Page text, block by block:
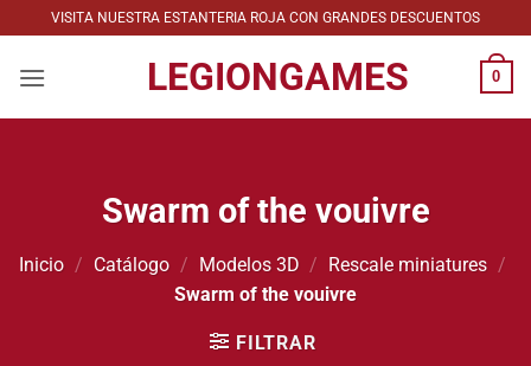
al
contenido
VISITA NUESTRA ESTANTERIA ROJA CON GRANDES DESCUENTOS
LEGIONGAMES 0
Swarm of the vouivre
Inicio / Catálogo / Modelos 3D / Rescale miniatures /
Swarm of the vouivre
FILTRAR